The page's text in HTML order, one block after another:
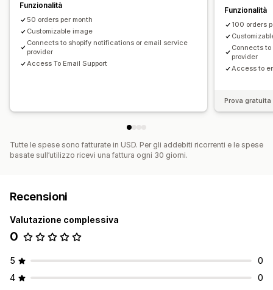
Funzionalità
50 orders per month
Customizable image
Connects to shopify notifications or email service
provider
Access To Email Support
Funzionalità
100 orders
Connects
provider
Access to
Prova
Tutte le spese sono fatturate in USD. Per gli addebiti ricorrenti e le spese
basate sull’utilizzo ricevi una fattura ogni 30 giorni.
Recensioni
Valutazione complessiva
0
5
0
4
0